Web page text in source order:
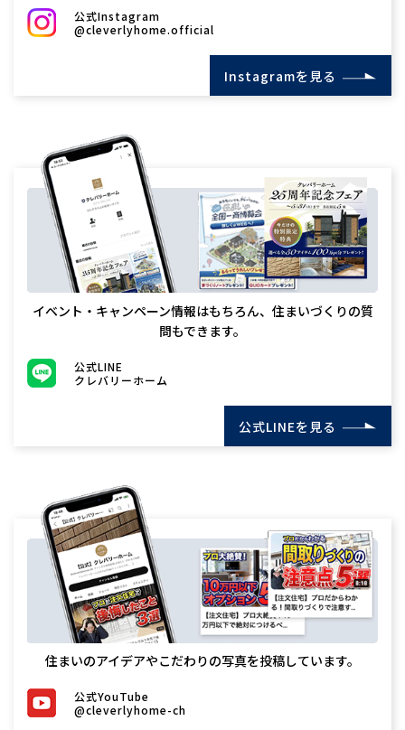
公式Instagram
@cleverlyhome.official
Instagramを見る
イベント・キャンペーン情報はもちろん、住まいづくりの質
問もできます。
公式LINE
クレバリーホーム
公式LINEを見る
住まいのアイデアやこだわりの写真を投稿しています。
公式YouTube
@cleverlyhome-ch